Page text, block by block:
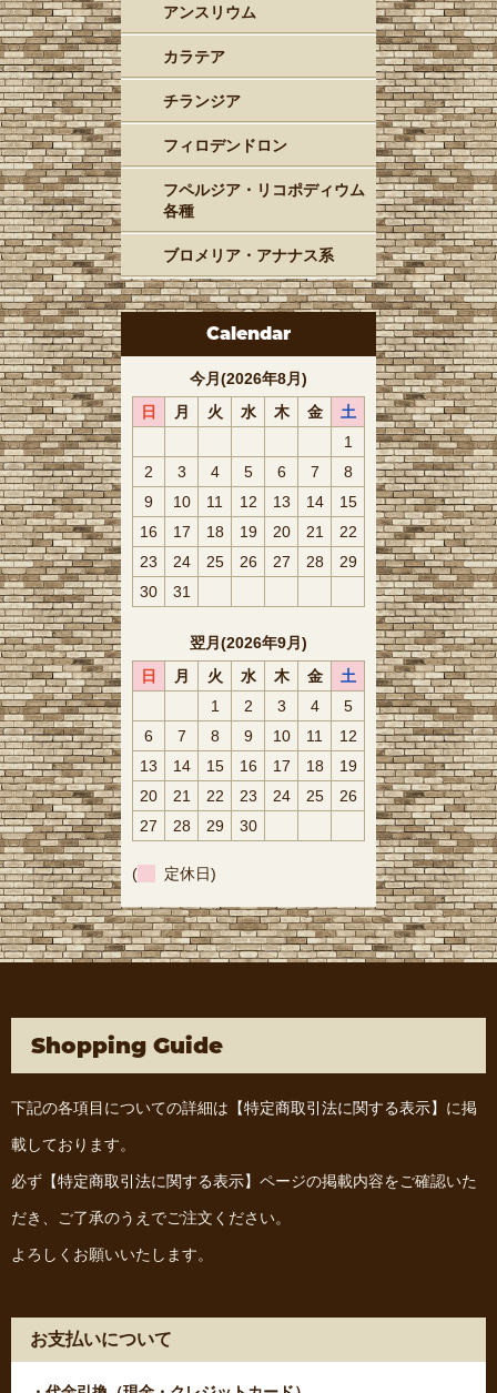
アンスリウム
カラテア
チランジア
フィロデンドロン
フペルジア・リコポディウム
各種
ブロメリア・アナナス系
Calendar
今月(2026年8月)
日
月 火 水 木 金
土
1
2
3 4 5 6 7
8
9
10 11 12 13 14
15
16
17 18 19 20 21
22
23
24 25 26 27 28
29
30
31
翌月(2026年9月)
日
月 火 水 木 金
土
1
2 3 4
5
6
7 8 9 10 11
12
13
14 15 16 17 18
19
20
21 22 23 24 25
26
27
28 29 30
( 定休日)
Shopping Guide
下記の各項目についての詳細は 【特定商取引法に関する表示】 に掲
載しております。
必ず 【特定商取引法に関する表示】 ページの掲載内容をご確認いた
だき、ご了承のうえでご注文ください。
よろしくお願いいたします。
お支払いについて